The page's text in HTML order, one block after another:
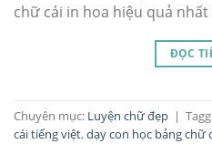
chữ cái in hoa hiệu quả nhất
ĐỌC
Chuyên mục: Luyện chữ đẹp |
cái tiếng việt,dạy con học bảng chữ